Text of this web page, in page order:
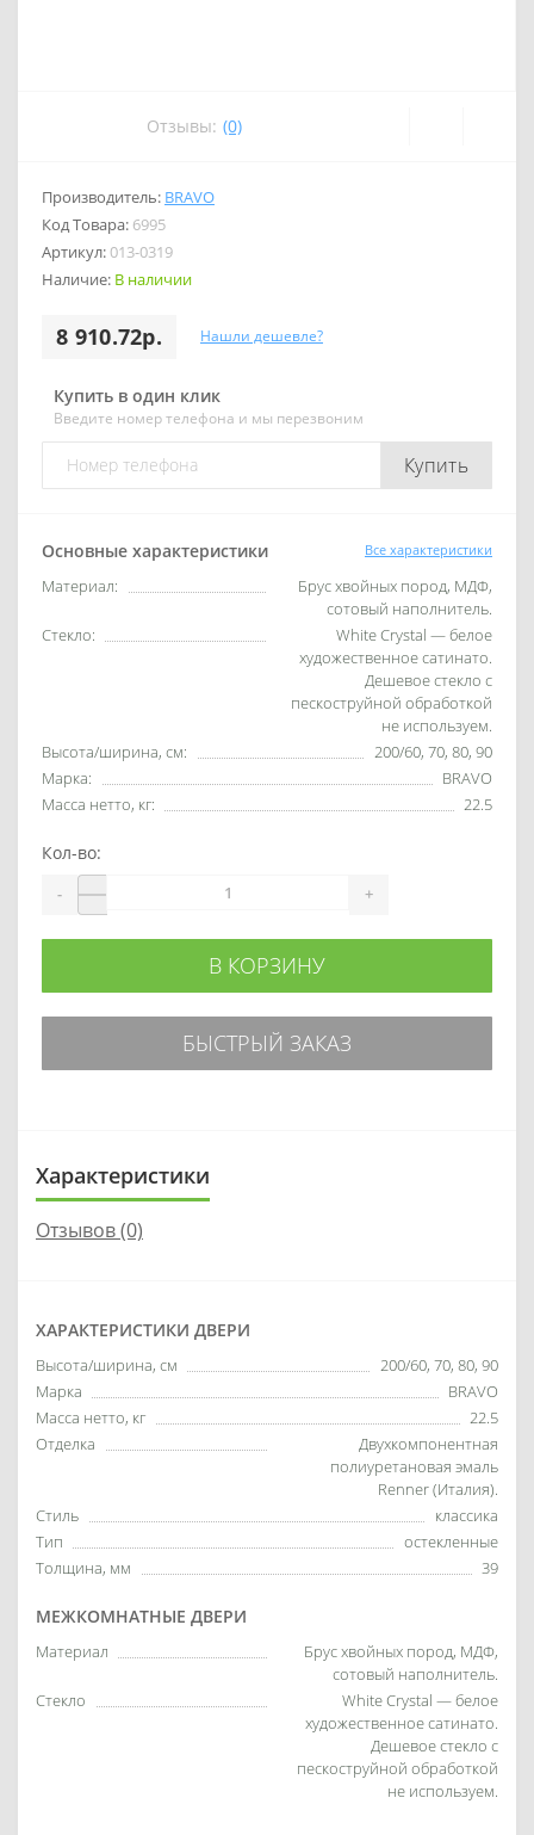
Отзывы: (0)
Производитель: BRAVO
Код Товара: 6995
Артикул:013-0319
Наличие: В наличии
8 910.72р. Нашли дешевле?
Купить в один клик
Введите номер телефона и мы перезвоним
Купить
Основные характеристики Все характеристики
Материал:
Брус хвойных пород, МДФ,
сотовый наполнитель.
Стекло:
White Сrystal — белое
художественное сатинато.
Дешевое стекло с
пескоструйной обработкой
не используем.
Высота/ширина, см:
200/60, 70, 80, 90
Марка:
BRAVO
Масса нетто, кг:
22.5
Кол-во:
- +
В КОРЗИНУ
БЫСТРЫЙ ЗАКАЗ
Характеристики
Отзывов (0)
ХАРАКТЕРИСТИКИ ДВЕРИ
Высота/ширина, см
200/60, 70, 80, 90
Марка
BRAVO
Масса нетто, кг
22.5
Отделка
Двухкомпонентная
полиуретановая эмаль
Renner (Италия).
Стиль
классика
Тип
остекленные
Толщина, мм
39
МЕЖКОМНАТНЫЕ ДВЕРИ
Материал
Брус хвойных пород, МДФ,
сотовый наполнитель.
Стекло
White Сrystal — белое
художественное сатинато.
Дешевое стекло с
пескоструйной обработкой
не используем.